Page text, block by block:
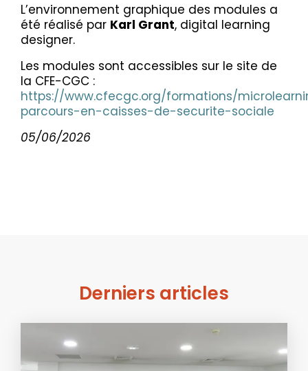
L’environnement graphique des modules a
été réalisé par Karl Grant, digital learning
designer.
Les modules sont accessibles sur le site de
la CFE-CGC :
https://www.cfecgc.org/formations/
parcours-en-caisses-de-securite-sociale
05/06/2026
Derniers articles